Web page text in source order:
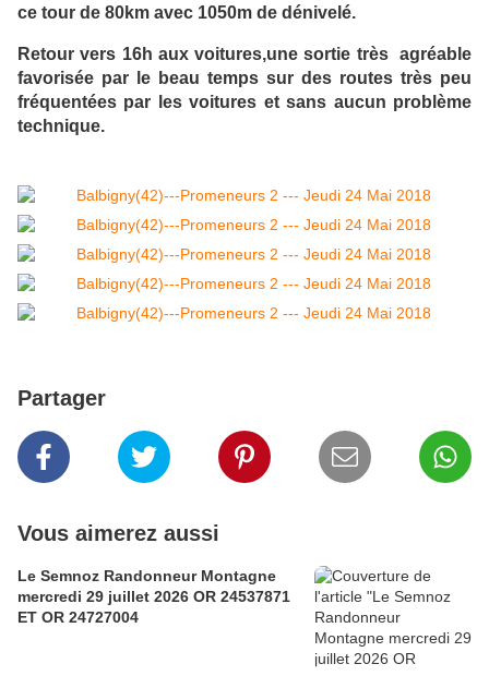
ce tour de 80km avec 1050m de dénivelé.
Retour vers 16h aux voitures,une sortie très agréable
favorisée par le beau temps sur des routes très peu
fréquentées par les voitures et sans aucun problème
technique.
Partager
Vous aimerez aussi
Le Semnoz Randonneur Montagne
mercredi 29 juillet 2026 OR 24537871
ET OR 24727004